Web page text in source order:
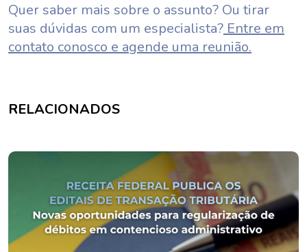
Quer saber mais sobre o assunto? Ou tirar
suas dúvidas com um especialista? Entre em
contato conosco e agende uma reunião.
RELACIONADOS